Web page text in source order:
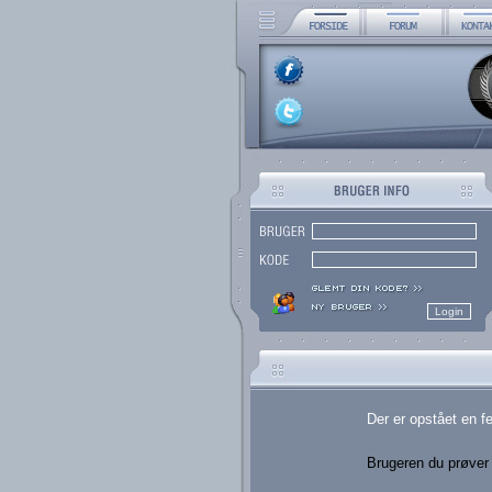
Der er opstået en
Brugeren du